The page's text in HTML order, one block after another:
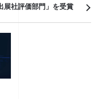
展社評価部門」を受賞